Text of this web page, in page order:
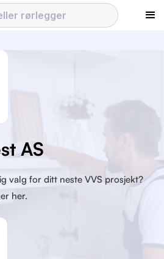
valg for ditt neste VVS prosjekt?
her.
AS